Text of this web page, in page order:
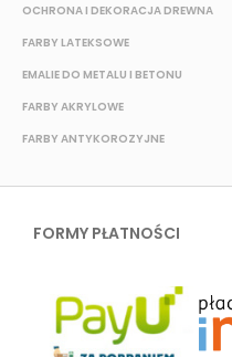
OCHRONA I DEKORACJA DREWNA
FARBY LATEKSOWE
EMALIE DO METALU I BETONU
FARBY AKRYLOWE
FARBY ANTYKOROZYJNE
FORMY PŁATNOŚCI